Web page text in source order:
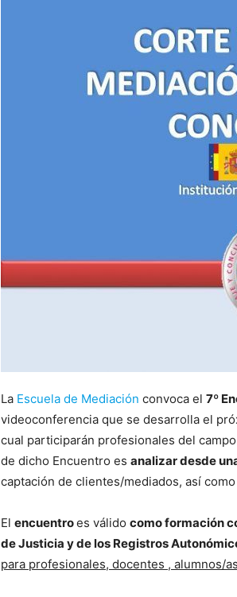
La Escuela de Mediación convoca el 7º
videoconferencia que se desarrolla el
cual participarán profesionales del
de dicho Encuentro es analizar desde
captación de clientes/mediados, así como
El encuentroes válido como formación
de Justicia y de los Registros
para profesionales, docentes , alumnos/